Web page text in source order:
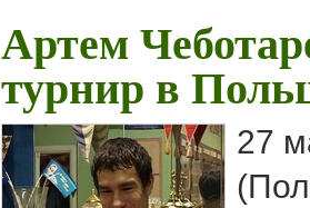
Артем
турнир в
27